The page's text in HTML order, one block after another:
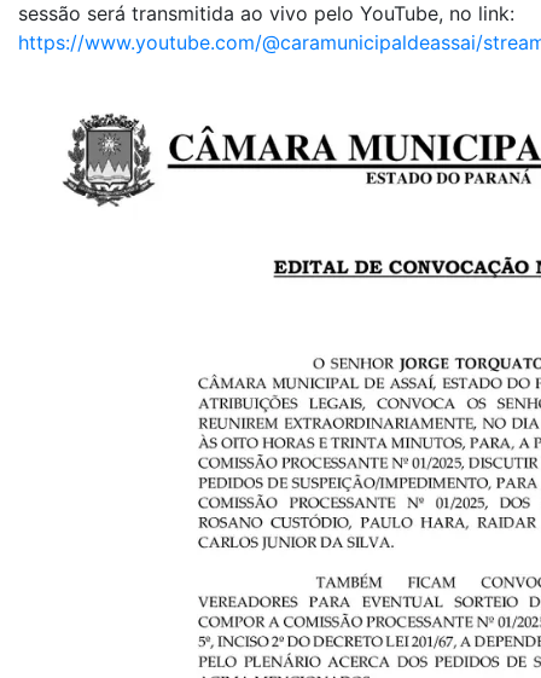
sessão será transmitida ao vivo pelo YouTube, no link:
https://www.youtube.com/@caramunicipaldeassai/